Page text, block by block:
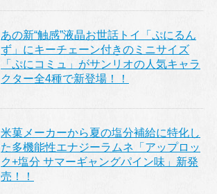
あの新“触感”液晶お世話トイ「ぷにるん
ず」にキーチェーン付きのミニサイズ
「ぷにコミュ」がサンリオの人気キャラ
クター全4種で新登場！！
米菓メーカーから夏の塩分補給に特化し
た多機能性エナジーラムネ「アップロッ
ク+塩分 サマーギャングパイン味」新発
売！！